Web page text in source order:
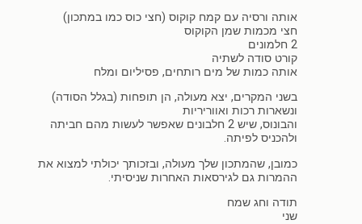
אותה ורסיה עם קמח קוקוס (חצי כוס כמו במתכון)
חצי מכמות שמן הקוקוס
2 חלמונים
קורט סודה לשתיה
אותה כמות של מים רותחים, פסיליום ומלח
בשני המקרים, יצא מעולה, הן תופחות (בגלל הסודה)
ונשארות רכות ואווריריות
והבונוס, שיש 2 חלבונים שאפשר לעשות מהם חביתה
ולהכניס לפיתה.
כמובן, שהמתכון שלך מעולה, ובזכותך יכולתי למצוא את
ההמרות גם לגירסאות האחרות שניסיתי.
תודה וחג שמח
שני